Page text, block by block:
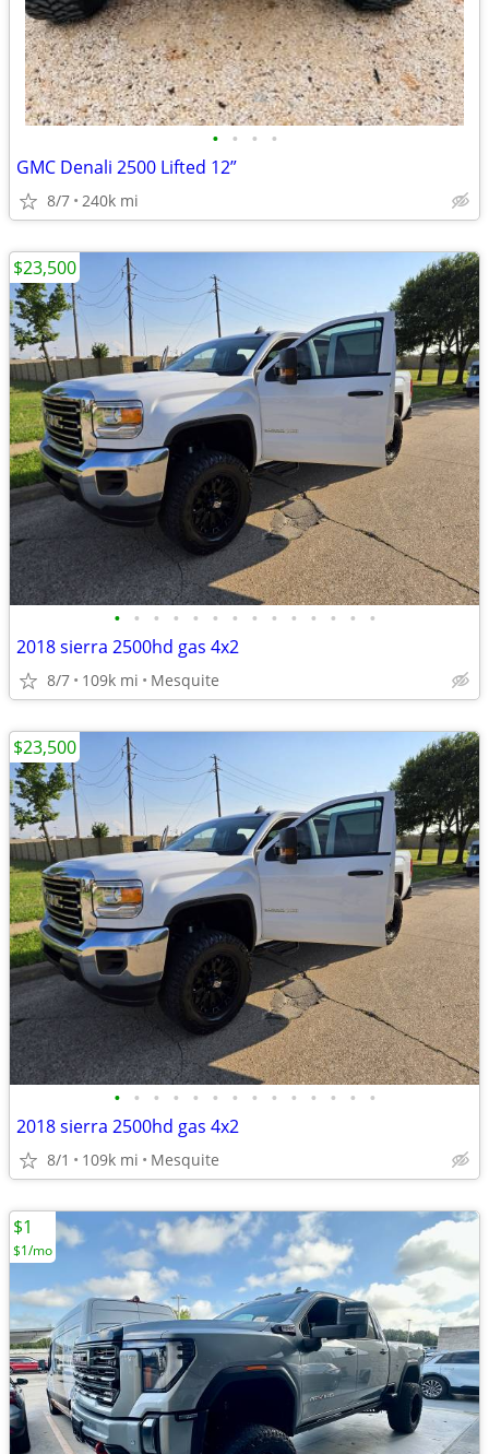
• • • •
GMC Denali 2500 Lifted 12”
8/7 240k mi
• • • • • • • • • • • • • •
2018 sierra 2500hd gas 4x2
8/7 109k mi Mesquite
$23,500
• • • • • • • • • • • • • •
2018 sierra 2500hd gas 4x2
8/1 109k mi Mesquite
$23,500
$1
$1/mo